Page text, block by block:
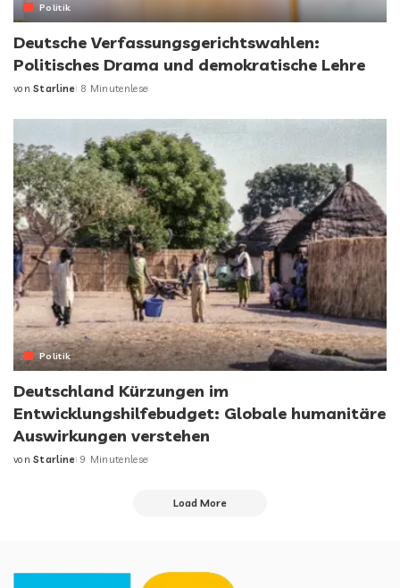
Politik
Deutsche Verfassungsgerichtswahlen:
Politisches Drama und demokratische Lehre
von Starline 8 Minutenlese
Politik
Deutschland Kürzungen im
Entwicklungshilfebudget: Globale humanitäre
Auswirkungen verstehen
von Starline 9 Minutenlese
Load More